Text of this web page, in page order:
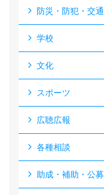
防災・防犯・交通
学校
文化
スポーツ
広聴広報
各種相談
助成・補助・公募